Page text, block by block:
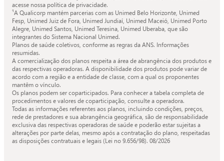
acesse nossa política de privacidade.
¹A Qualicorp mantém parcerias com as Unimed Belo Horizonte, Unimed
Fesp, Unimed Juiz de Fora, Unimed Jundiaí, Unimed Maceió, Unimed Porto
Alegre, Unimed Santos, Unimed Teresina, Unimed Uberaba, que são
integrantes do Sistema Nacional Unimed.
Planos de saúde coletivos, conforme as regras da ANS. Informações
resumidas.
A comercialização dos planos respeita a área de abrangência dos produtos e
das respectivas operadoras. A disponibilidade dos produtos pode variar de
acordo com a região e a entidade de classe, com a qual os proponentes
mantêm o vínculo.
Os planos podem ser coparticipados. Para conhecer a tabela completa de
procedimentos e valores de coparticipação, consulte a operadora.
Todas as informações referentes aos planos, incluindo condições, preços,
rede de prestadores e sua abrangência geográfica, são de responsabilidade
exclusiva das respectivas operadoras de saúde e poderão estar sujeitas a
alterações por parte delas, mesmo após a contratação do plano, respeitadas
as disposições contratuais e legais (Lei no 9.656/98). 08/2026